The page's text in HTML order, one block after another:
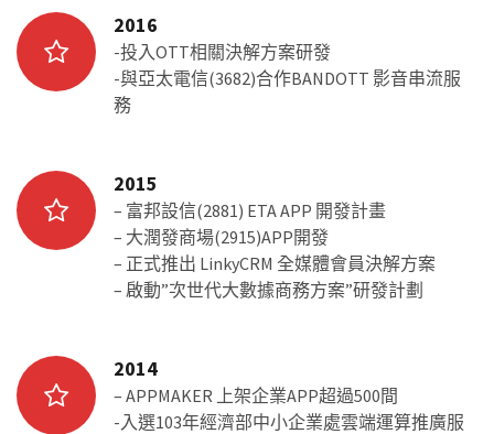
2016
-投入OTT相關決解方案研發
-與亞太電信(3682)合作BANDOTT 影音串流服
務
2015
– 富邦設信(2881) ETA APP 開發計畫
– 大潤發商場(2915)APP開發
– 正式推出 LinkyCRM 全媒體會員決解方案
– 啟動”次世代大數據商務方案”研發計劃
2014
– APPMAKER 上架企業APP超過500間
-入選103年經濟部中小企業處雲端運算推廣服